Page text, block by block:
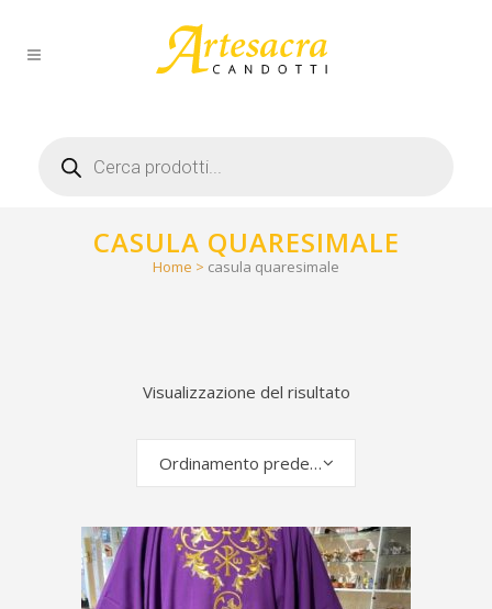
search
CASULA QUARESIMALE
Home > casula quaresimale
Visualizzazione del risultato
Ordinamento predefinito